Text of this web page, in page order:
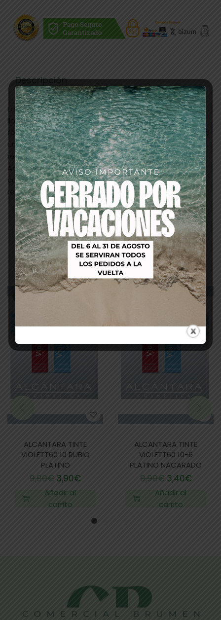
Descripción
La nueva crema oxidante de Kincrem (también se le
llama agua oxigenada para tinte) tiene una nueva
fórmula vegana y con textura más fluida que consigue
un mayor rendimiento de la mezcla y una mayor
rentabilidad sin modificar la ratio de mezcla 1+1.
Además, su nueva textura facilita la penetración del
color durante la aplicación, lo que proporciona
resultados de color más uniformes.
Productos relacionados
ALCANTARA TINTE
VIOLETT60 10 RUBIO
PLATINO
9,90€ 3,90€
Añadir al
carrito
ALCANTARA TINTE
VIOLETT60 10-6
PLATINO NACARADO
9,90€ 3,40€
Añadir al
carrito